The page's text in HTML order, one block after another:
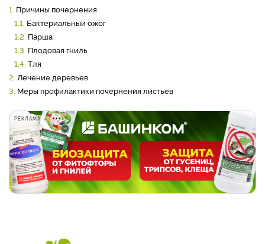
1. Причины почернения
1.1. Бактериальный ожог
1.2. Парша
1.3. Плодовая гниль
1.4. Тля
2. Лечение деревьев
3. Меры профилактики почернения листьев
РЕКЛАМА